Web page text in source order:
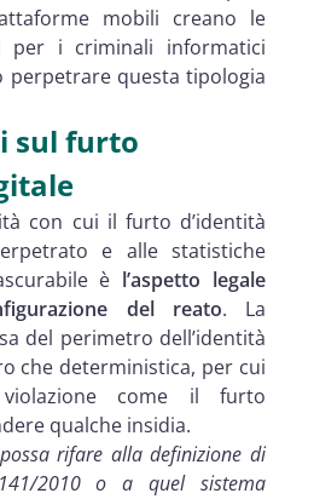
mobili creano le
per i criminali informatici
perpetrare questa tipologia
sul furto
con cui il furto d’identità
e alle statistiche
è l’aspetto legale
del reato. La
del perimetro dell’identità
che deterministica, per cui
come il furto
qualche insidia.
rifare alla definizione di
2010 o a quel sistema